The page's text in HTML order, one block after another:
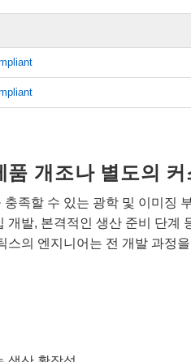
개조나 별도의
족할 수 있는 광학 및 이미징
발, 본격적인 생산 준비 단계
의 엔지니어는 전 개발 과정